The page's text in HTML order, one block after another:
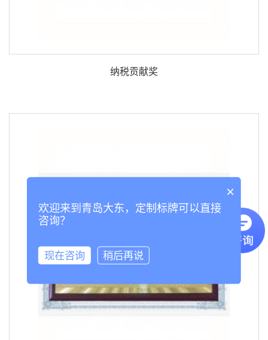
纳税贡献奖
×
欢迎来到青岛大东，定制标牌可以直接
咨询？
现在咨询 稍后再说